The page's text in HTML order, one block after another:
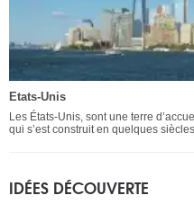
Etats-Unis
Les États-Unis, sont une terre
qui s’est construit en quelques
IDÉES DÉCOUVERTE